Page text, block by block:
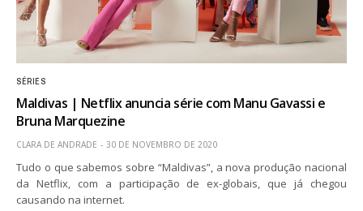
SÉRIES
Maldivas | Netflix anuncia série com Manu Gavassi e
Bruna Marquezine
CLARA DE ANDRADE 30 DE NOVEMBRO DE 2020
Tudo o que sabemos sobre “Maldivas”, a nova produção nacional
da Netflix, com a participação de ex-globais, que já chegou
causando na internet.